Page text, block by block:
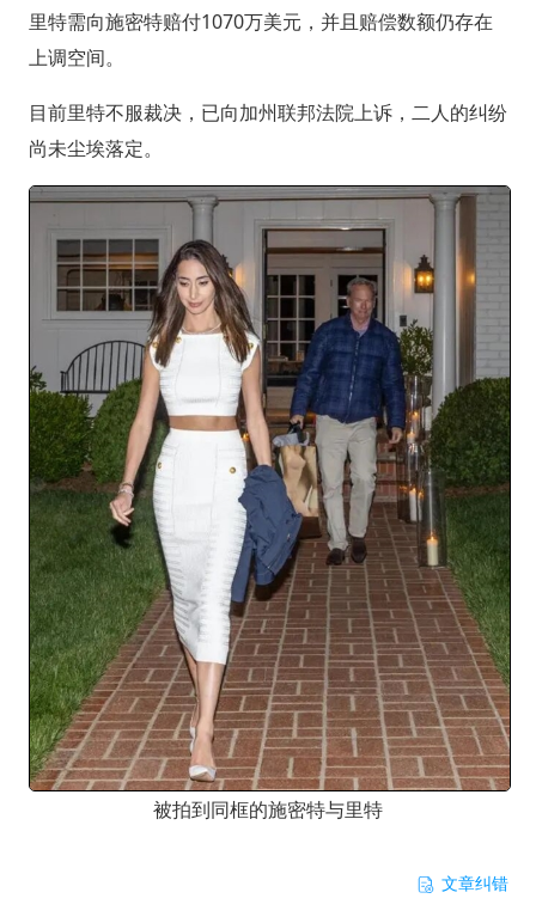
里特需向施密特赔付1070万美元，并且赔偿数额仍存在
上调空间。
目前里特不服裁决，已向加州联邦法院上诉，二人的纠纷
尚未尘埃落定。
被拍到同框的施密特与里特
文章纠错